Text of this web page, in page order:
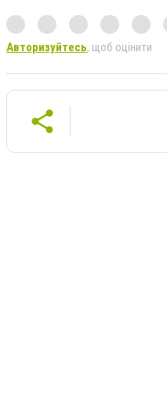
Авторизуйтесь, щоб оцінити